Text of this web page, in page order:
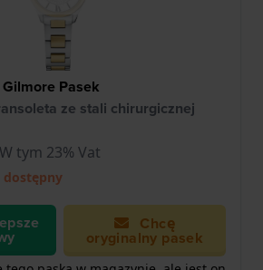
Pasek
ze stali chirurgicznej
W tym 23% Vat
Chcę
oryginalny pasek